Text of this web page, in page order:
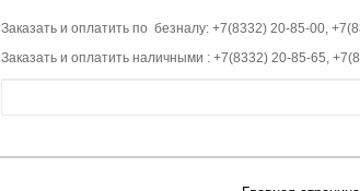
Заказать и оплатить по безналу: +7(8332) 20-85-00,
Заказать и оплатить наличными : +7(8332) 20-85-65,